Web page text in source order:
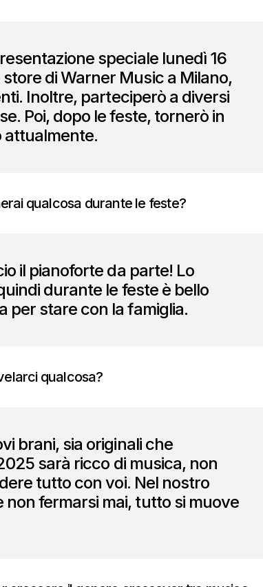
speciale lunedì 16
di Warner Music a Milano,
Inoltre, parteciperò a diversi
Poi, dopo le feste, tornerò in
attualmente.
qualcosa durante le feste?
il pianoforte da parte! Lo
durante le feste è bello
per stare con la famiglia.
qualcosa?
brani, sia originali che
sarà ricco di musica, non
tutto con voi. Nel nostro
fermarsi mai, tutto si muove